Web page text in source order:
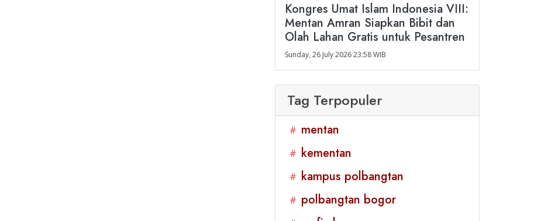
Kongres Umat Islam Indonesia VIII:
Mentan Amran Siapkan Bibit dan
Olah Lahan Gratis untuk Pesantren
Sunday, 26 July 2026 23:58 WIB
Tag Terpopuler
# mentan
# kementan
# kampus polbangtan
# polbangtan bogor